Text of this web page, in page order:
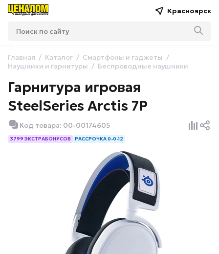
Красноярск
Главная Каталог
Смартфоны и гаджеты
Наушники и гарнитуры
Беспроводные наушники
Гарнитура игровая
SteelSeries Arctis 7P
Код товара: 00-00174605
3799 ЭКСТРАБОНУСОВ РАССРОЧКА 0-0-12